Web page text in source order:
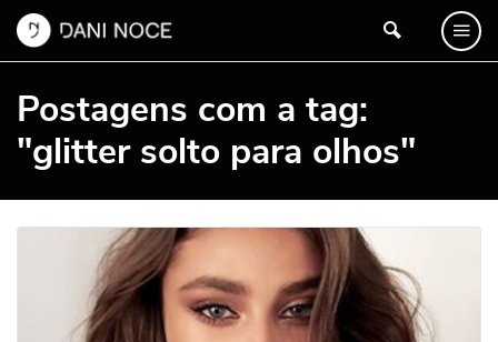
Postagens com a tag:
"glitter solto para olhos"